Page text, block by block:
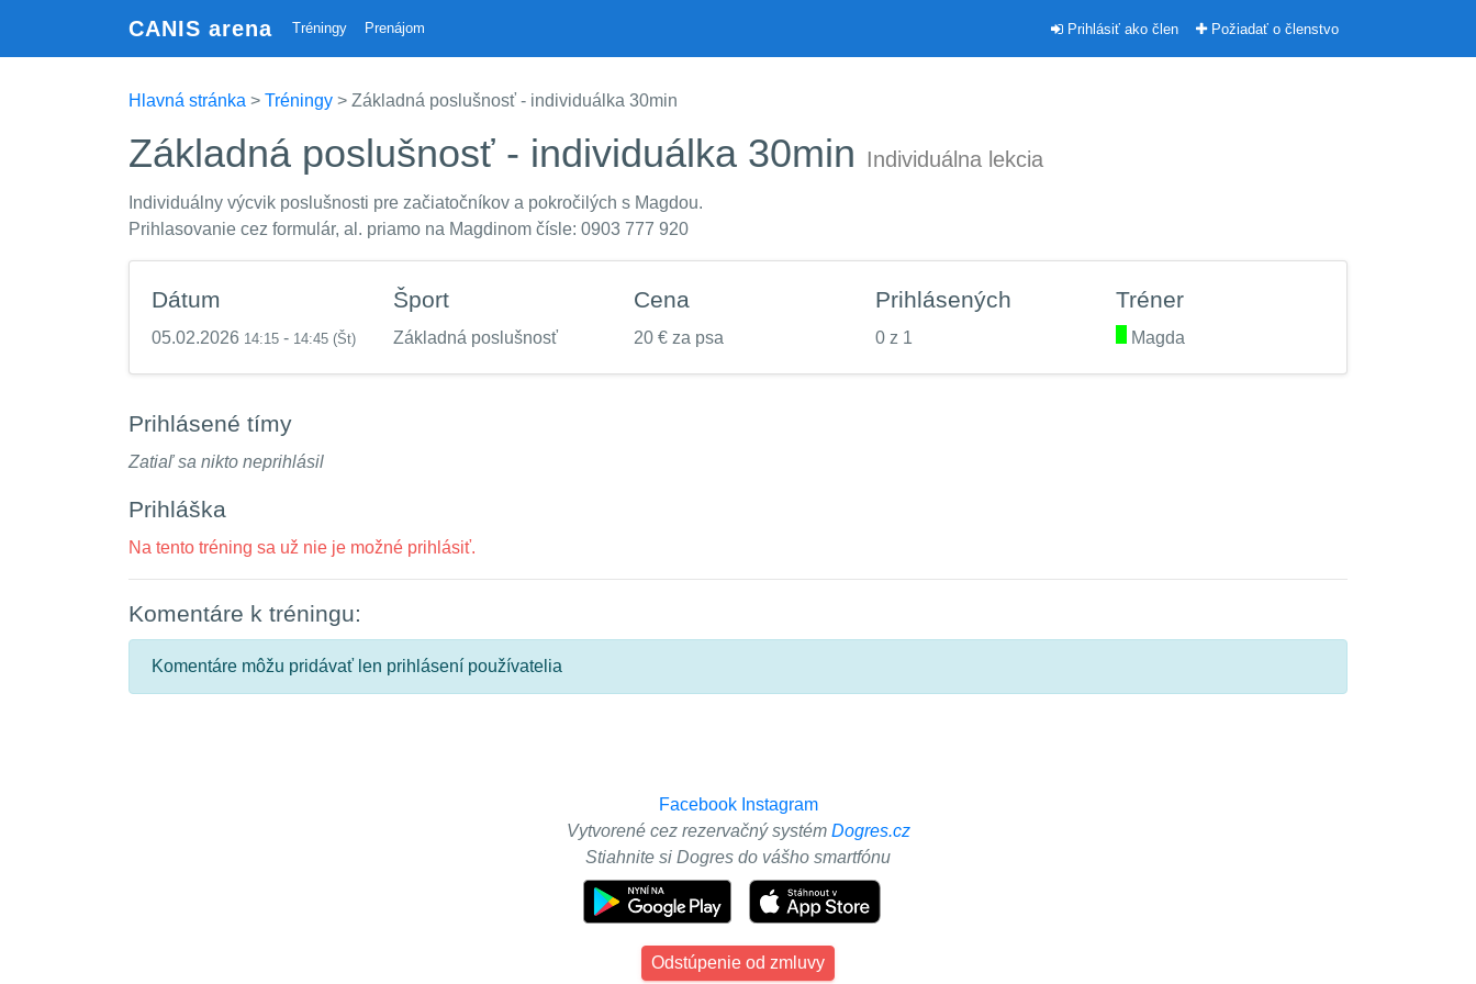
CANIS arena Tréningy Prenájom Prihlásiť ako člen Požiadať o členstvo
Hlavná stránka > Tréningy > Základná poslušnosť - individuálka 30min
Základná poslušnosť - individuálka 30min Individuálna lekcia
Individuálny výcvik poslušnosti pre začiatočníkov a pokročilých s Magdou.
Prihlasovanie cez formulár, al. priamo na Magdinom čísle: 0903 777 920
Dátum
05.02.2026 14:15 - 14:45 (Št)
Šport
Základná poslušnosť
Cena
20 € za psa
Prihlásených
0 z 1
Tréner
Magda
Prihlásené tímy
Zatiaľ sa nikto neprihlásil
Prihláška
Na tento tréning sa už nie je možné prihlásiť.
Komentáre k tréningu:
Komentáre môžu pridávať len prihlásení používatelia
Facebook Instagram
Vytvorené cez rezervačný systém Dogres.cz
Stiahnite si Dogres do vášho smartfónu
Odstúpenie od zmluvy